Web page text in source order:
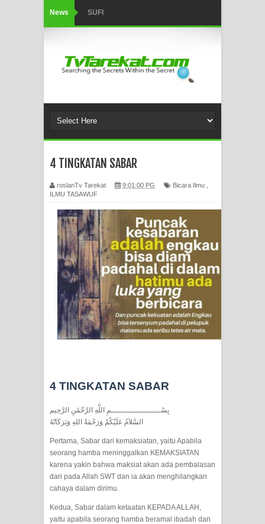
News SUFI
HIKMAH AL-HIKAM IMAM IBNU
AHLI SUFFAH: GOLONGAN SUFI
PERTAMA DI ZAMAN RASULULLAH
SAW?
Integritas amanah.
WAHDATUL WUJUD (IBNU ARABI)
DAN WAHDATUS SYUHUD (AHMAD
SIRHINDI)
Wusul kepada Allah
Hati dan dua sayap
SUNNAH WAL JAMA'AH: BUKAN
SEKADAR MELIHAT, TETAPI
MENGENAL DIRI
SYARAHAN TINGKAT TINGGI
TASAWWUF*
Syahadat… tapi belum benar-benar
4 TINGKATAN SABAR
roslanTv Tarekat 9:01:00 PG Bicara Ilmu
ILMU TASAWUF
4 TINGKATAN SABAR
بِسْـــــــــــــــــــــمِ اللَّهِ الرَّحْمَٰنِ الرَّحِيم
السَّلاَمُ عَلَيْكُمْ وَرَحْمَةُ اللهِ وَبَرَكَاتُهُ
Pertama, Sabar dari kemaksiatan, yaitu Apabila
seorang hamba meninggalkan KEMAKSIATAN
karena yakin bahwa maksiat akan ada pembalasan
dari pada Allah SWT dan ia akan menghilangkan
cahaya dalam dirimu.
Kedua, Sabar dalam ketaatan KEPADA ALLAH,
yaitu apabila seorang hamba beramal ibadah dan